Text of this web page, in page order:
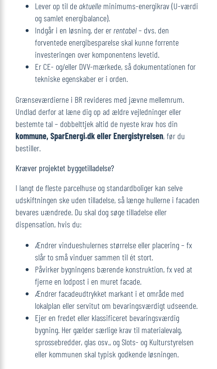
Lever op til de aktuelle minimums-energikrav (U-værdi
og samlet energibalance).
Indgår i en løsning, der er rentabel– dvs. den
forventede energibesparelse skal kunne forrente
investeringen over komponentens levetid.
Er CE- og/eller DVV-mærkede, så dokumentationen for
tekniske egenskaber er i orden.
Grænseværdierne i BR revideres med jævne mellemrum.
Undlad derfor at læne dig op ad ældre vejledninger eller
bestemte tal – dobbelttjek altid de nyeste krav hos din
kommune, SparEnergi.dk eller Energistyrelsen, før du
bestiller.
Kræver projektet byggetilladelse?
I langt de fleste parcelhuse og standardboliger kan selve
udskiftningen ske uden tilladelse, så længe hullerne i facaden
bevares uændrede. Du skal dog søge tilladelse eller
dispensation, hvis du:
Ændrer vindueshulernes størrelse eller placering – fx
slår to små vinduer sammen til ét stort.
Påvirker bygningens bærende konstruktion, fx ved at
fjerne en lodpost i en muret facade.
Ændrer facadeudtrykket markant i et område med
lokalplan eller servitut om bevaringsværdigt udseende.
Ejer en fredet eller klassificeret bevaringsværdig
bygning. Her gælder særlige krav til materialevalg,
sprosse­bredder, glas osv., og Slots- og Kulturstyrelsen
eller kommunen skal typisk godkende løsningen.